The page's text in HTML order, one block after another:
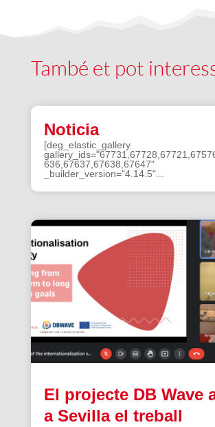
També et pot
Noticia
[deg_elastic_gallery
636,67637,67638,67647"
_builder_version="4.14.5"...
El projecte DB Wave
a Sevilla el treball